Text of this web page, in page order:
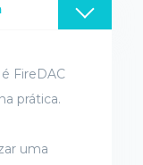
FireDAC
prática.
uma